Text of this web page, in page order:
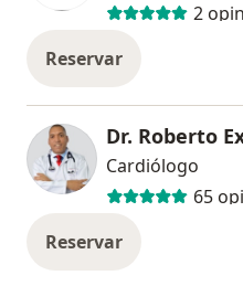
2
Reservar
Dr. Roberto
Cardiólogo
65
Reservar